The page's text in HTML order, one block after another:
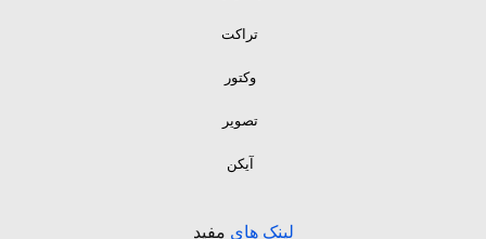
تراکت
وکتور
تصویر
آیکن
لینک های مفید